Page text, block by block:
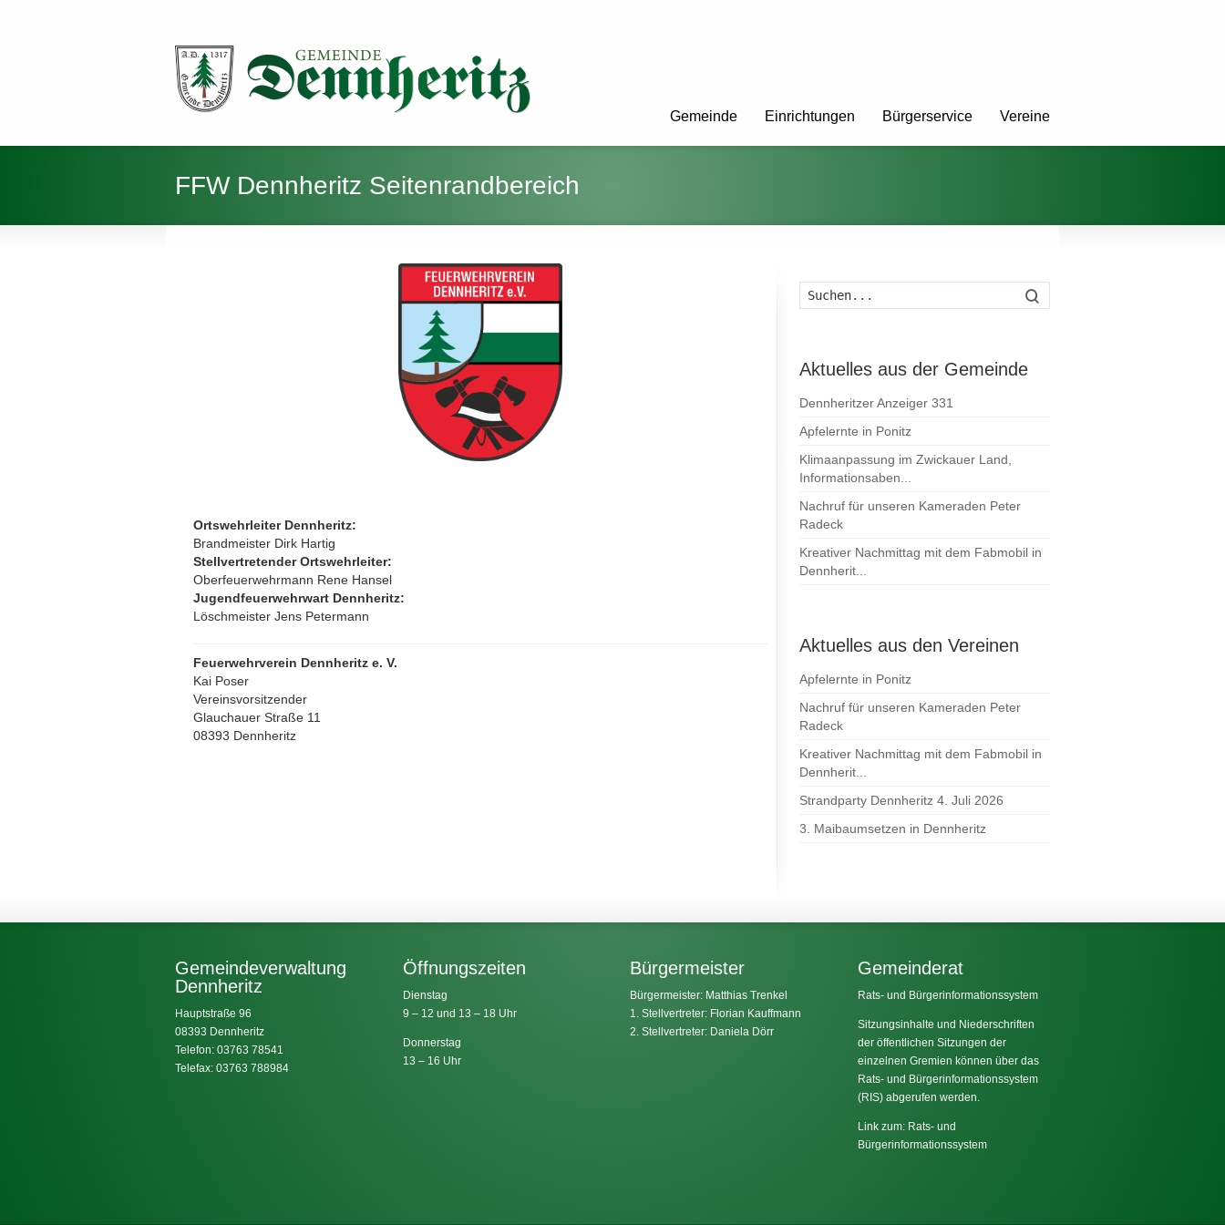
Gemeinde Einrichtungen Bürgerservice Vereine
FFW Dennheritz Seitenrandbereich
Ortswehrleiter Dennheritz:
Brandmeister Dirk Hartig
Stellvertretender Ortswehrleiter:
Oberfeuerwehrmann Rene Hansel
Jugendfeuerwehrwart Dennheritz:
Löschmeister Jens Petermann
Feuerwehrverein Dennheritz e. V.
Kai Poser
Vereinsvorsitzender
Glauchauer Straße 11
08393 Dennheritz
Aktuelles aus der Gemeinde
Dennheritzer Anzeiger 331
Apfelernte in Ponitz
Klimaanpassung im Zwickauer Land,
Informationsaben...
Nachruf für unseren Kameraden Peter
Radeck
Kreativer Nachmittag mit dem Fabmobil in
Dennherit...
Aktuelles aus den Vereinen
Apfelernte in Ponitz
Nachruf für unseren Kameraden Peter
Radeck
Kreativer Nachmittag mit dem Fabmobil in
Dennherit...
Strandparty Dennheritz 4. Juli 2026
3. Maibaumsetzen in Dennheritz
Gemeindeverwaltung
Dennheritz
Hauptstraße 96
08393 Dennheritz
Telefon: 03763 78541
Telefax: 03763 788984
Öffnungszeiten
Dienstag
9 – 12 und 13 – 18 Uhr
Donnerstag
13 – 16 Uhr
Bürgermeister
Bürgermeister: Matthias Trenkel
1. Stellvertreter: Florian Kauffmann
2. Stellvertreter: Daniela Dörr
Gemeinderat
Rats- und Bürgerinformationssystem
Sitzungsinhalte und Niederschriften
der öffentlichen Sitzungen der
einzelnen Gremien können über das
Rats- und Bürgerinformationssystem
(RIS) abgerufen werden.
Link zum: Rats- und
Bürgerinformationssystem